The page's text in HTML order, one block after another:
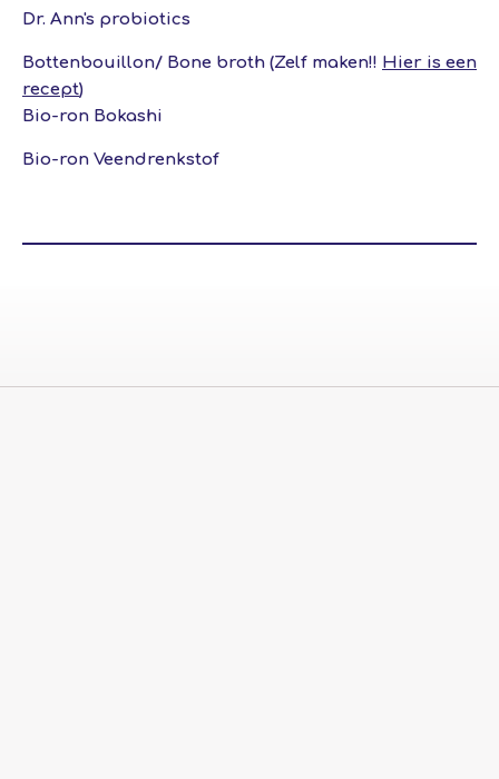
Dr. Ann's probiotics
Bottenbouillon/ Bone broth (Zelf maken!! Hier is een
recept)
Bio-ron Bokashi
Bio-ron Veendrenkstof